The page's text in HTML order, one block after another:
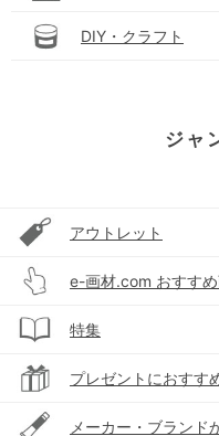
DIY・クラフト
ジャ
アウトレット
e-画材.com おすす
特集
プレゼントにおすす
メーカー・ブランド